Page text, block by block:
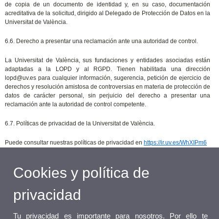
de copia de un documento de identidad y, en su caso, documentación
acreditativa de la solicitud, dirigido al Delegado de Protección de Datos en la
Universitat de València.
6.6. Derecho a presentar una reclamación ante una autoridad de control.
La Universitat de València, sus fundaciones y entidades asociadas están
adaptadas a la LOPD y al RGPD. Tienen habilitada una dirección
lopd@uv.es para cualquier información, sugerencia, petición de ejercicio de
derechos y resolución amistosa de controversias en materia de protección de
datos de carácter personal, sin perjuicio del derecho a presentar una
reclamación ante la autoridad de control competente.
6.7. Políticas de privacidad de la Universitat de València.
Puede consultar nuestras políticas de privacidad en https://ir.uv.es/WhXIPm6
Cookies y política de
privacidad
Tu privacidad es importante para nosotros. Por ello te